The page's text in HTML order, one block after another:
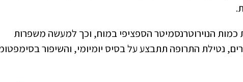
הנוירוטרנסמיטר הספציפי במוח, וכך למעשה משפרות
נטילת התרופה תתבצע על בסיס יומיומי, והשיפור